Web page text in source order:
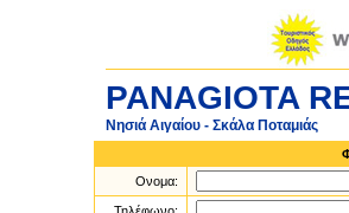
PANAGIOTA
Νησιά Αιγαίου - Σκάλα Ποταμιάς
Ονομα: